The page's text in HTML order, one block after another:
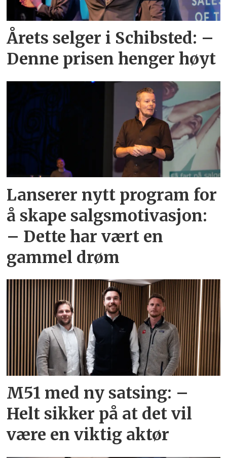
Årets selger i Schibsted: –
Denne prisen henger høyt
Lanserer nytt program for
å skape salgsmotivasjon:
– Dette har vært en
gammel drøm
M51 med ny satsing: –
Helt sikker på at det vil
være en viktig aktør